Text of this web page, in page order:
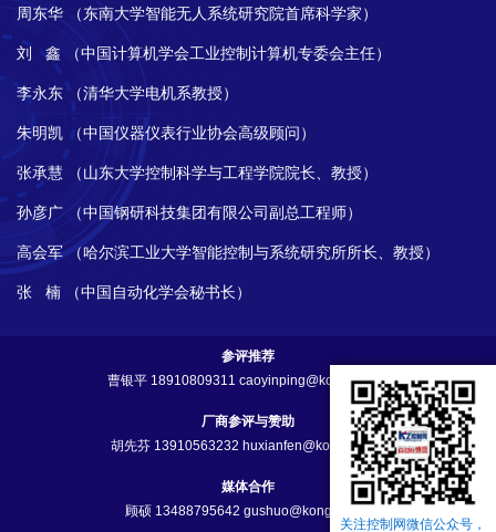
周东华 （东南大学智能无人系统研究院首席科学家）
刘 鑫 （中国计算机学会工业控制计算机专委会主任）
李永东 （清华大学电机系教授）
朱明凯 （中国仪器仪表行业协会高级顾问）
张承慧 （山东大学控制科学与工程学院院长、教授）
孙彦广 （中国钢研科技集团有限公司副总工程师）
高会军 （哈尔滨工业大学智能控制与系统研究所所长、教授）
张 楠 （中国自动化学会秘书长）
参评推荐
曹银平 18910809311 caoyinping@kongzhi.net
厂商参评与赞助
胡先芬 13910563232 huxianfen@kongzhi.net
媒体合作
顾硕 13488795642 gushuo@kongzhi.net
关注控制网微信公众号，